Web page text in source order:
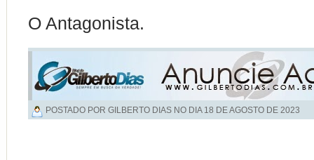
O Antagonista.
POSTADO POR GILBERTO DIAS NO DIA 18 DE AGOSTO DE 2023